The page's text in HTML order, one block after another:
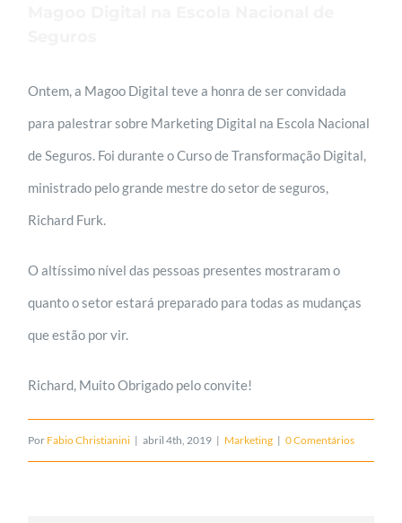
Ontem, a Magoo Digital teve a honra de ser convidada
para palestrar sobre Marketing Digital na Escola Nacional
de Seguros. Foi durante o Curso de Transformação Digital,
ministrado pelo grande mestre do setor de seguros,
Richard Furk.
O altíssimo nível das pessoas presentes mostraram o
quanto o setor estará preparado para todas as mudanças
que estão por vir.
Richard, Muito Obrigado pelo convite!
Por Fabio Christianini | abril 4th, 2019 | Marketing | 0 Comentários